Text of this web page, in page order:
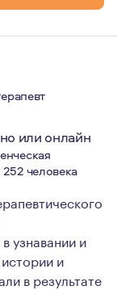
или онлайн
человека
узнавании и
и
в результате